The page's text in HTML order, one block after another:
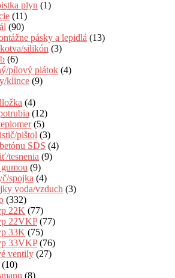
plyn (1)
(11)
(90)
pásky a lepidlá (13)
silikón (3)
(6)
pílový plátok (4)
klince (9)
(4)
(12)
(5)
pištol (3)
SDS (4)
tesnenia (9)
(9)
spojka (4)
voda/vzduch (3)
(332)
22K (77)
22VKP (77)
33K (75)
33VKP (76)
ventily (27)
(10)
(8)